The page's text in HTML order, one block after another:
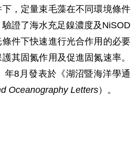
，定量束毛藻在不同環境條件
證了海水充足鎳濃度及NiSOD
件下快速進行光合作用的必要
其固氮作用及促進固氮速率。
年8月發表於《湖沼暨海洋學通
Oceanography Letters）。